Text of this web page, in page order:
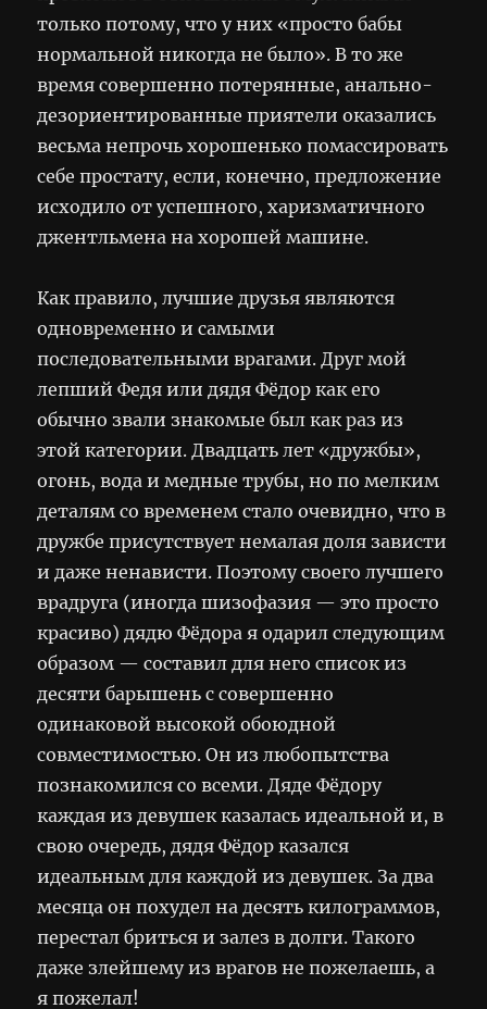
только потому, что у них «просто бабы
нормальной никогда не было». В то же
время совершенно потерянные, анально-
дезориентированные приятели оказались
весьма непрочь хорошенько помассировать
себе простату, если, конечно, предложение
исходило от успешного, харизматичного
джентльмена на хорошей машине.
Как правило, лучшие друзья являются
одновременно и самыми
последовательными врагами. Друг мой
лепший Федя или дядя Фёдор как его
обычно звали знакомые был как раз из
этой категории. Двадцать лет «дружбы»,
огонь, вода и медные трубы, но по мелким
деталям со временем стало очевидно, что в
дружбе присутствует немалая доля зависти
и даже ненависти. Поэтому своего лучшего
врадруга (иногда шизофазия — это просто
красиво) дядю Фёдора я одарил следующим
образом — составил для него список из
десяти барышень с совершенно
одинаковой высокой обоюдной
совместимостью. Он из любопытства
познакомился со всеми. Дяде Фёдору
каждая из девушек казалась идеальной и, в
свою очередь, дядя Фёдор казался
идеальным для каждой из девушек. За два
месяца он похудел на десять килограммов,
перестал бриться и залез в долги. Такого
даже злейшему из врагов не пожелаешь, а
я пожелал!